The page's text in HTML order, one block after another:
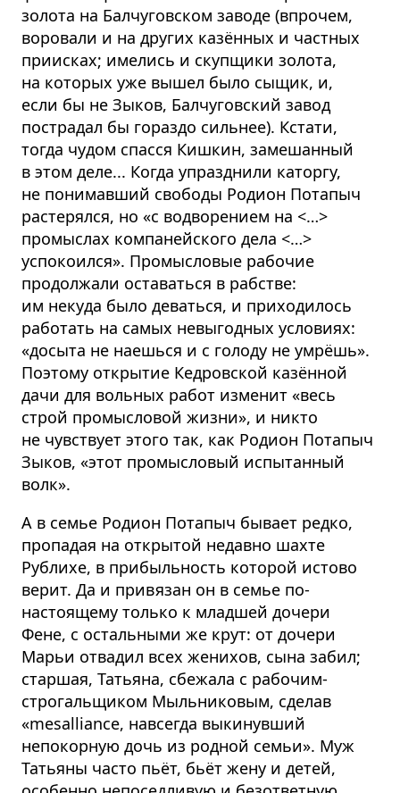
золота на Балчуговском заводе (впрочем,
воровали и на других казённых и частных
приисках; имелись и скупщики золота,
на которых уже вышел было сыщик, и,
если бы не Зыков, Балчуговский завод
пострадал бы гораздо сильнее). Кстати,
тогда чудом спасся Кишкин, замешанный
в этом деле... Когда упразднили каторгу,
не понимавший свободы Родион Потапыч
растерялся, но «с водворением на <…>
промыслах компанейского дела <…>
успокоился». Промысловые рабочие
продолжали оставаться в рабстве:
им некуда было деваться, и приходилось
работать на самых невыгодных условиях:
«досыта не наешься и с голоду не умрёшь».
Поэтому открытие Кедровской казённой
дачи для вольных работ изменит «весь
строй промысловой жизни», и никто
не чувствует этого так, как Родион Потапыч
Зыков, «этот промысловый испытанный
волк».
А в семье Родион Потапыч бывает редко,
пропадая на открытой недавно шахте
Рублихе, в прибыльность которой истово
верит. Да и привязан он в семье по-
настоящему только к младшей дочери
Фене, с остальными же крут: от дочери
Марьи отвадил всех женихов, сына забил;
старшая, Татьяна, сбежала с рабочим-
строгальщиком Мыльниковым, сделав
«mesalliance, навсегда выкинувший
непокорную дочь из родной семьи». Муж
Татьяны часто пьёт, бьёт жену и детей,